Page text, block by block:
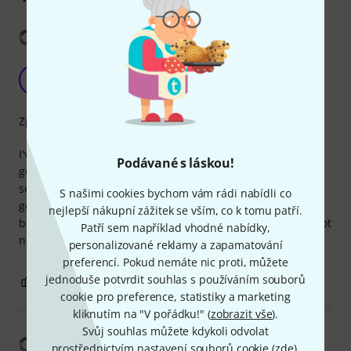
Podávané s láskou!
S našimi cookies bychom vám rádi nabídli co
nejlepší nákupní zážitek se vším, co k tomu patří.
Patří sem například vhodné nabídky,
personalizované reklamy a zapamatování
preferencí. Pokud nemáte nic proti, můžete
jednoduše potvrdit souhlas s používáním souborů
cookie pro preference, statistiky a marketing
kliknutím na "V pořádku!" (zobrazit vše).
Svůj souhlas můžete kdykoli odvolat
This is a keeper
AlexanderOO 14.05.2026
I've ordered one and it has been somehow damaged, I
guess, and was overheating even on idle. The replacement
sent by Thomann working as intended, and I'm definitely
going to buy more. I really like the fact that connectors
bodies are made of aluminium, it feels premium, even if not
needed for my purposes.
Zpracování
0 OHLÁSIT HODNOCENÍ
Zobrazit překlad